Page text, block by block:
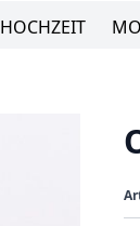
HOCHZEIT